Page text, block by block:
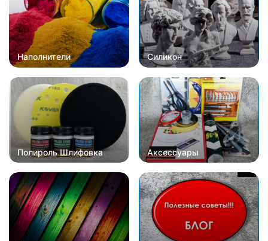
Наполнители Силикон
Полироль Шлифовка Аксессуары